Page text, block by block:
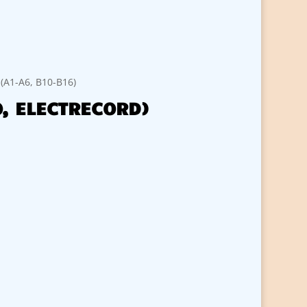
A6, B10-B16)